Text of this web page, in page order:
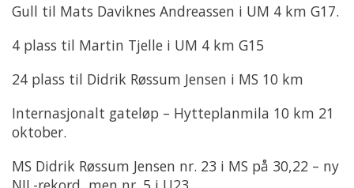
Gull til Mats Daviknes Andreassen i UM 4 km G17.
4 plass til Martin Tjelle i UM 4 km G15
24 plass til Didrik Røssum Jensen i MS 10 km
Internasjonalt gateløp – Hytteplanmila 10 km 21
oktober.
MS Didrik Røssum Jensen nr. 23 i MS på 30,22 – ny